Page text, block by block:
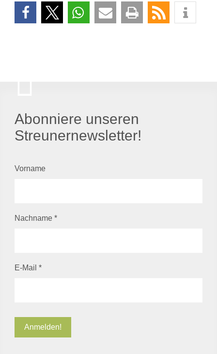
Abonniere unseren
Streunernewsletter!
Vorname
Nachname *
E-Mail *